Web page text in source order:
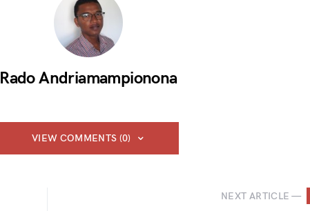
Rado Andriamampionona
VIEW COMMENTS (0)
NEXT ARTICLE —